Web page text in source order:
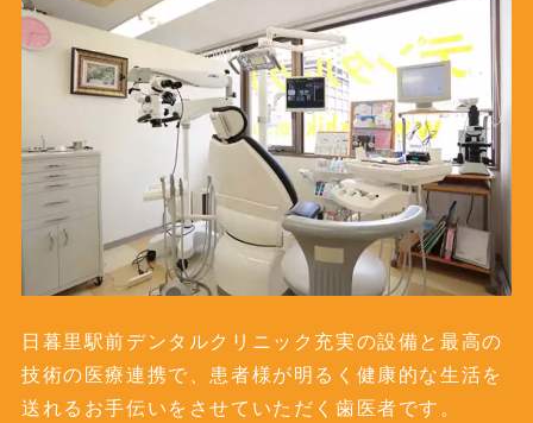
日暮里駅前デンタルクリニック充実の設備と最高の
技術の医療連携で、患者様が明るく健康的な生活を
送れるお手伝いをさせていただく歯医者です。